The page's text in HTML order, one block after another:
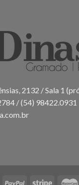
2132 / Sala 1
/ (54) 98422.0931